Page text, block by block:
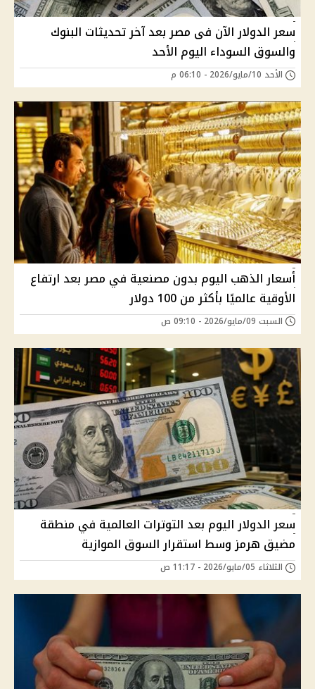
سعر الدولار الآن فى مصر بعد آخر تحديثات البنوك
والسوق السوداء اليوم الأحد
الأحد 10/مايو/2026 - 06:10 م
أسعار الذهب اليوم بدون مصنعية في مصر بعد ارتفاع
الأوقية عالميًا بأكثر من 100 دولار
السبت 09/مايو/2026 - 09:10 ص
سعر الدولار اليوم بعد التوترات العالمية في منطقة
مضيق هرمز وسط استقرار السوق الموازية
الثلاثاء 05/مايو/2026 - 11:17 ص